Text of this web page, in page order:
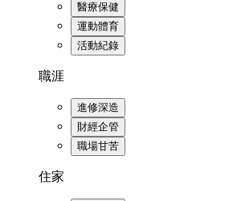
醫療保健
運動體育
活動紀錄
職涯
進修深造
財經企管
職場甘苦
住家